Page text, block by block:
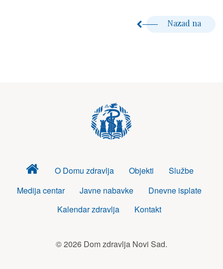
Nazad na
Dom
zdravlja
O Domu zdravlja Objekti
Službe
Medija centar
Javne nabavke
Dnevne isplate
Kalendar zdravlja
Kontakt
© 2026 Dom zdravlja Novi Sad.